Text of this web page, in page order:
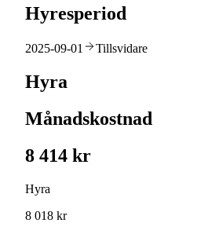
Hyresperiod
2025-09-01 Tillsvidare
Hyra
Månadskostnad
8 414 kr
Hyra
8 018 kr